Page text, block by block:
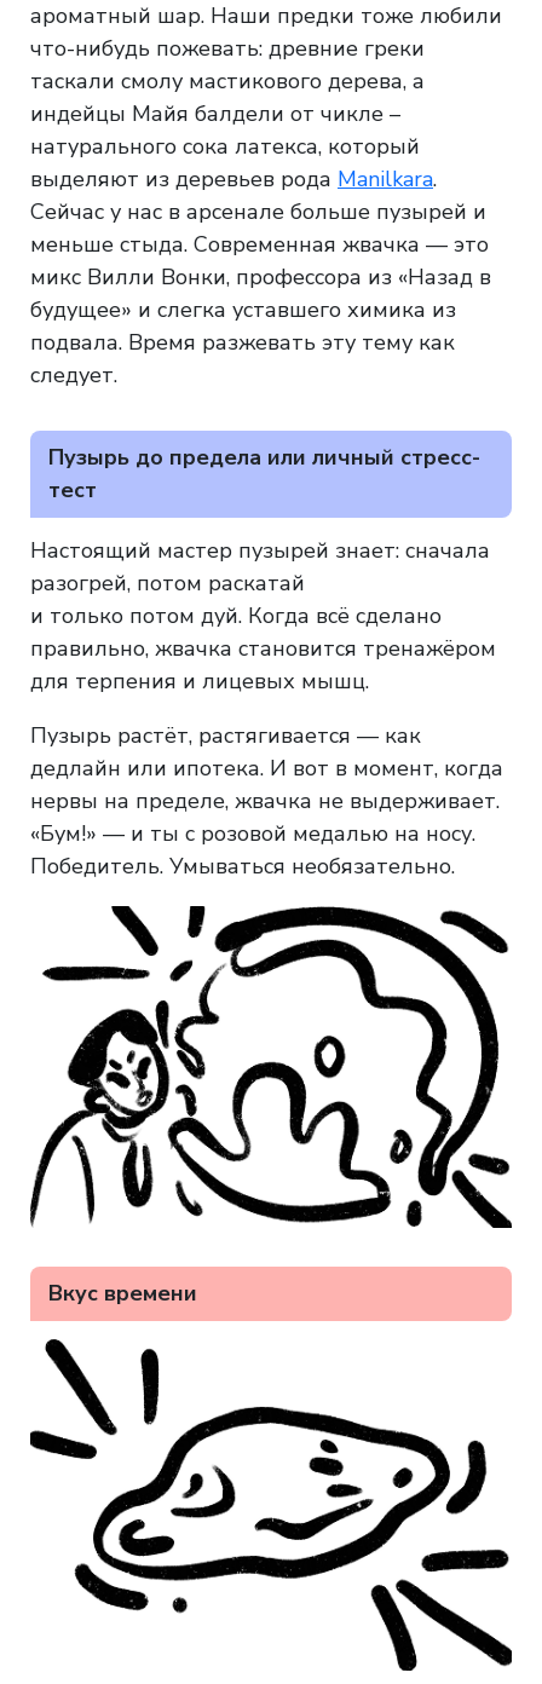
ароматный шар. Наши предки тоже любили
что-нибудь пожевать: древние греки
таскали смолу мастикового дерева, а
индейцы Майя балдели от чикле –
натурального сока латекса, который
выделяют из деревьев рода Manilkara.
Сейчас у нас в арсенале больше пузырей и
меньше стыда. Современная жвачка — это
микс Вилли Вонки, профессора из «Назад в
будущее» и слегка уставшего химика из
подвала. Время разжевать эту тему как
следует.
Пузырь до предела или личный стресс-
тест
Настоящий мастер пузырей знает: сначала
разогрей, потом раскатай
и только потом дуй. Когда всё сделано
правильно, жвачка становится тренажёром
для терпения и лицевых мышц.
Пузырь растёт, растягивается — как
дедлайн или ипотека. И вот в момент, когда
нервы на пределе, жвачка не выдерживает.
«Бум!» — и ты с розовой медалью на носу.
Победитель. Умываться необязательно.
Вкус времени